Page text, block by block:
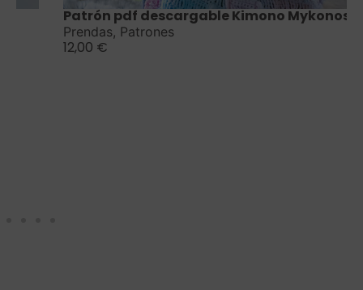
Patrón pdf descargable Kimono Mykonos
Prendas,Patrones
€